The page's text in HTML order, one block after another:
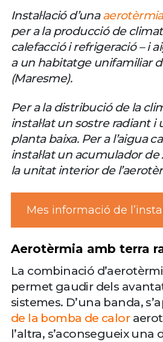
Instal·lació d’unaaerotèrmia
per a la producció de
calefacció i refrigeració – i
a un habitatge unifamiliar
(Maresme).
Per a la distribució de la
instal·lat un sostre radiant i
planta baixa. Per a l’aigua
instal·lat un acumulador de
la unitat interior de
Mes informació de
Aerotèrmia amb terra
La combinació
permet gaudir dels
sistemes. D’una banda,
de la bomba de calor
l’altra, s’aconsegueix una